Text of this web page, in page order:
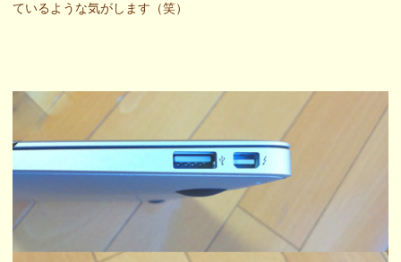
ているような気がします（笑）